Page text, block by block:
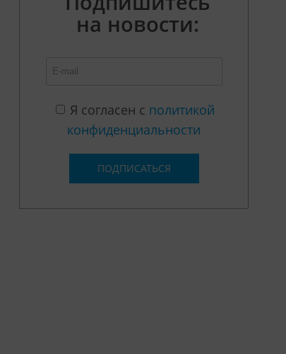
на новости:
Я согласен с политикой
конфиденциальности
ПОДПИСАТЬСЯ